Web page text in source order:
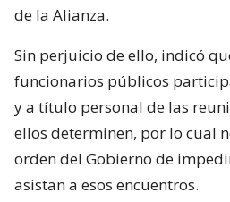
de la Alianza.
Sin perjuicio de ello, indicó
funcionarios públicos
y a título personal de las
ellos determinen, por lo cual
orden del Gobierno de
asistan a esos encuentros.